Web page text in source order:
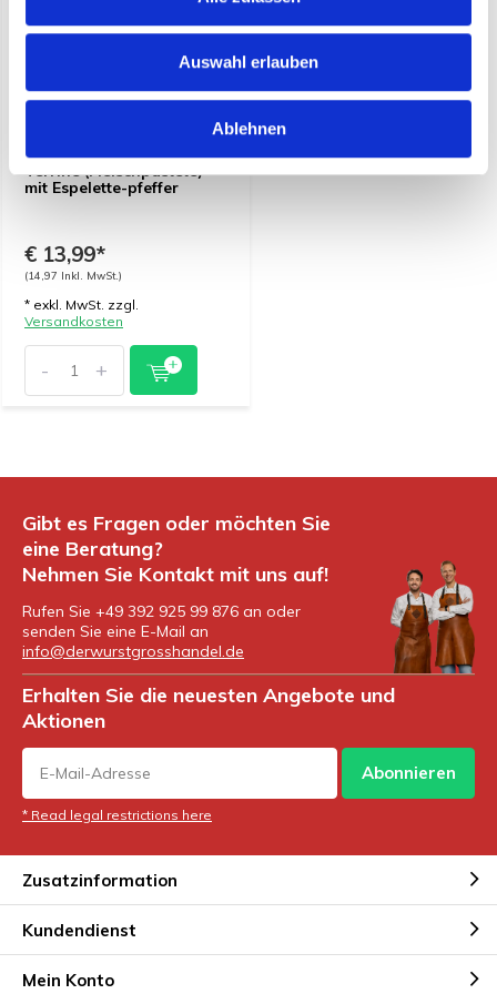
Auswahl erlauben
Ablehnen
Terrine (Fleischpastete)
mit Espelette-pfeffer
€ 13,99*
(14,97 Inkl. MwSt.)
* exkl. MwSt. zzgl.
Versandkosten
- +
Gibt es Fragen oder möchten Sie
eine Beratung?
Nehmen Sie Kontakt mit uns auf!
Rufen Sie +49 392 925 99 876 an oder
senden Sie eine E-Mail an
info@derwurstgrosshandel.de
Erhalten Sie die neuesten Angebote und
Aktionen
Abonnieren
* Read legal restrictions here
Zusatzinformation
Kundendienst
Mein Konto